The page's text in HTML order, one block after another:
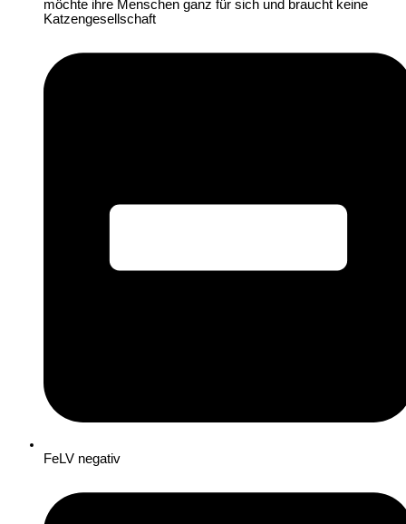
möchte ihre Menschen ganz für sich und braucht keine
Katzengesellschaft
FeLV negativ